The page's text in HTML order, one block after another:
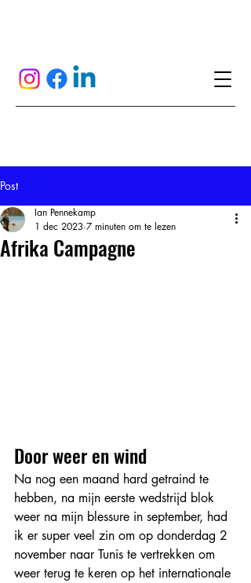
Post
Afrika Campagne
Ian Pennekamp
1 dec 2023 7 minuten om te lezen
Door weer en wind
Na nog een maand hard getraind te
hebben, na mijn eerste wedstrijd blok
weer na mijn blessure in september, had
ik er super veel zin om op donderdag 2
november naar Tunis te vertrekken om
weer terug te keren op het internationale